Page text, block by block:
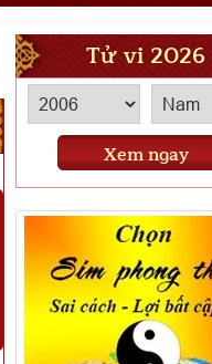
Tử vi 2026
Xem ngay